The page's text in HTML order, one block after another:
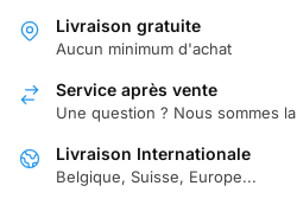
Livraison gratuite
Aucun minimum d'achat
Service après vente
Une question ? Nous sommes la
Livraison Internationale
Belgique, Suisse, Europe...